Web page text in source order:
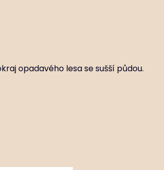
opadavého lesa se sušší půdou.